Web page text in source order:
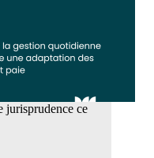
jurisprudence ce